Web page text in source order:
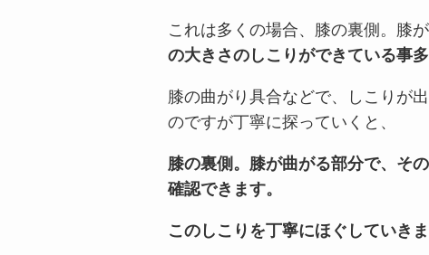
これは多くの場合、膝の裏側。膝
の大きさのしこりができている事多
膝の曲がり具合などで、しこりが
のですが丁寧に探っていくと、
膝の裏側。膝が曲がる部分で、そ
確認できます。
このしこりを丁寧にほぐしていき